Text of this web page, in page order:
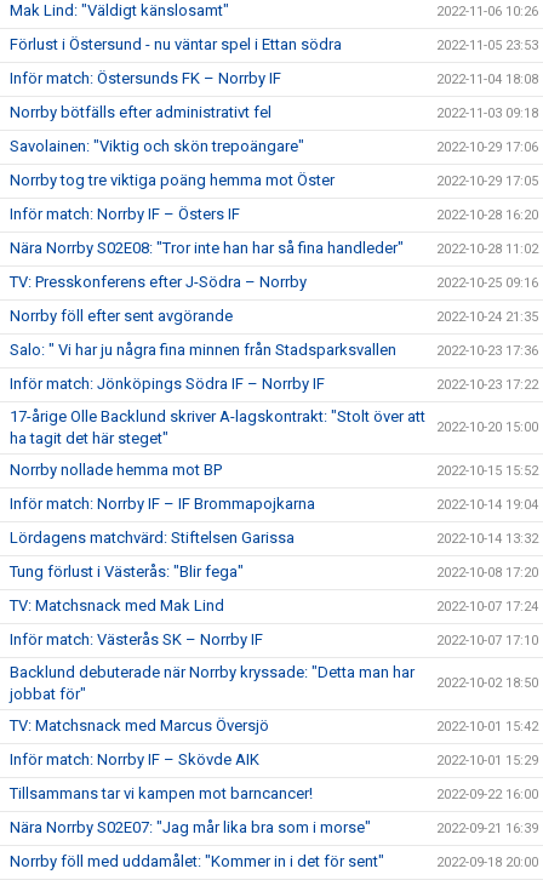
Mak Lind: "Väldigt känslosamt" 2022-11-06 10:26
Förlust i Östersund - nu väntar spel i Ettan södra 2022-11-05 23:53
Inför match: Östersunds FK – Norrby IF 2022-11-04 18:08
Norrby bötfälls efter administrativt fel 2022-11-03 09:18
Savolainen: "Viktig och skön trepoängare" 2022-10-29 17:06
Norrby tog tre viktiga poäng hemma mot Öster 2022-10-29 17:05
Inför match: Norrby IF – Östers IF 2022-10-28 16:20
Nära Norrby S02E08: "Tror inte han har så fina handleder" 2022-10-28 11:02
TV: Presskonferens efter J-Södra – Norrby 2022-10-25 09:16
Norrby föll efter sent avgörande 2022-10-24 21:35
Salo: " Vi har ju några fina minnen från Stadsparksvallen 2022-10-23 17:36
Inför match: Jönköpings Södra IF – Norrby IF 2022-10-23 17:22
17-årige Olle Backlund skriver A-lagskontrakt: "Stolt över att
ha tagit det här steget"
2022-10-20 15:00
Norrby nollade hemma mot BP 2022-10-15 15:52
Inför match: Norrby IF – IF Brommapojkarna 2022-10-14 19:04
Lördagens matchvärd: Stiftelsen Garissa 2022-10-14 13:32
Tung förlust i Västerås: "Blir fega" 2022-10-08 17:20
TV: Matchsnack med Mak Lind 2022-10-07 17:24
Inför match: Västerås SK – Norrby IF 2022-10-07 17:10
Backlund debuterade när Norrby kryssade: "Detta man har
jobbat för"
2022-10-02 18:50
TV: Matchsnack med Marcus Översjö 2022-10-01 15:42
Inför match: Norrby IF – Skövde AIK 2022-10-01 15:29
Tillsammans tar vi kampen mot barncancer! 2022-09-22 16:00
Nära Norrby S02E07: "Jag mår lika bra som i morse" 2022-09-21 16:39
Norrby föll med uddamålet: "Kommer in i det för sent" 2022-09-18 20:00